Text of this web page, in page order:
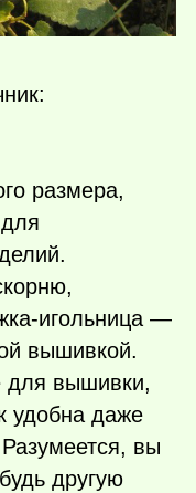
размера,
игольница —
вышивкой.
для вышивки,
удобна даже
вы
другую